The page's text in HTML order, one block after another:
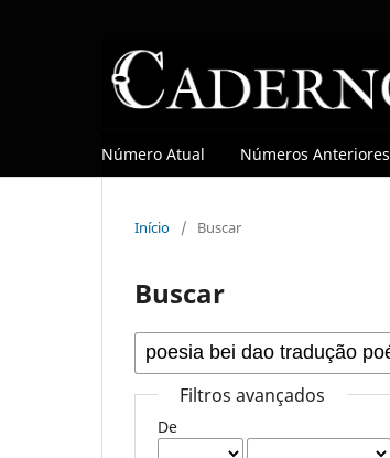
Número Atual Números Anteriores
Início / Buscar
Buscar
Filtros avançados
De